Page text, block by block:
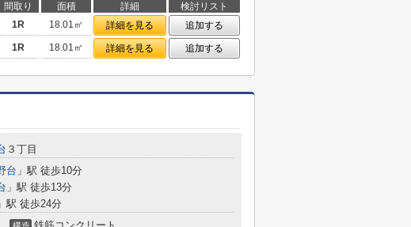
間取り 面積 詳細
検討リスト
1R 18.01㎡ 詳細を見る
追加する
1R 18.01㎡ 詳細を見る 追加する
３丁目
台 」駅 徒歩10分
」駅 徒歩13分
」駅 徒歩24分